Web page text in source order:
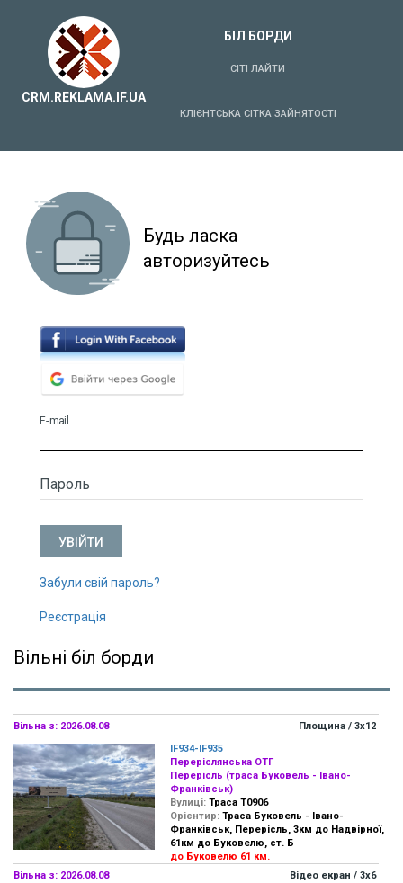
CRM.REKLAMA.IF.UA
БІЛ БОРДИ
СІТІ ЛАЙТИ
КЛІЄНТСЬКА СІТКА ЗАЙНЯТОСТІ
Будь ласка
авторизуйтесь
E-mail
Пароль
Забули свій пароль?
Реєстрація
Вільні біл борди
Вільна з: 2026.08.08
Площина / 3х12
IF934-IF935
Переріслянська ОТГ
Перерісль (траса Буковель - Івано-
Франківськ)
Вулиці:Траса Т0906
Орієнтир:Траса Буковель - Івано-
Франківськ, Перерісль, 3км до Надвірної,
61км до Буковелю, ст. Б
до Буковелю 61 км.
Вільна з: 2026.08.08
Відео екран / 3х6